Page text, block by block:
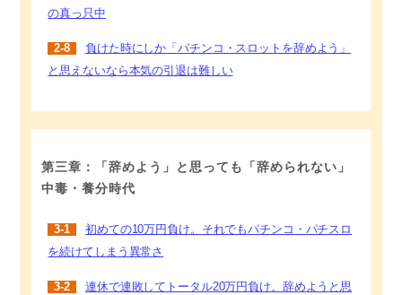
の真っ只中
2-8
負けた時にしか「パチンコ・スロットを辞めよう」
と思えないなら本気の引退は難しい
第三章：「辞めよう」と思っても「辞められない」
中毒・養分時代
3-1
初めての10万円負け。それでもパチンコ・パチスロ
を続けてしまう異常さ
3-2
連休で連敗してトータル20万円負け。辞めようと思